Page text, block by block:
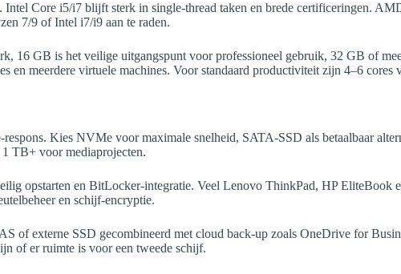
Core i5/i7 blijft sterk in single-thread taken en brede certificeringen.
7/9 of Intel i7/i9 aan te raden.
16 GB is het veilige uitgangspunt voor professioneel gebruik, 32 GB of
en meerdere virtuele machines. Voor standaard productiviteit zijn 4–6
Kies NVMe voor maximale snelheid, SATA-SSD als betaalbaar
TB+ voor mediaprojecten.
opstarten en BitLocker-integratie. Veel Lenovo ThinkPad, HP EliteBook
en schijf-encryptie.
of externe SSD gecombineerd met cloud back-up zoals OneDrive for
of er ruimte is voor een tweede schijf.